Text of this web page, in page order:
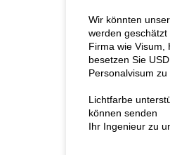
Wir könnten
werden geschätzt
Firma wie Visum,
besetzen Sie
Personalvisum
Lichtfarbe
können senden
Ihr Ingenieur zu